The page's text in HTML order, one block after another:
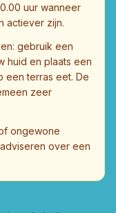
uur wanneer
actiever zijn.
gebruik een
huid en plaats een
een terras eet. De
zeer
ongewone
over een